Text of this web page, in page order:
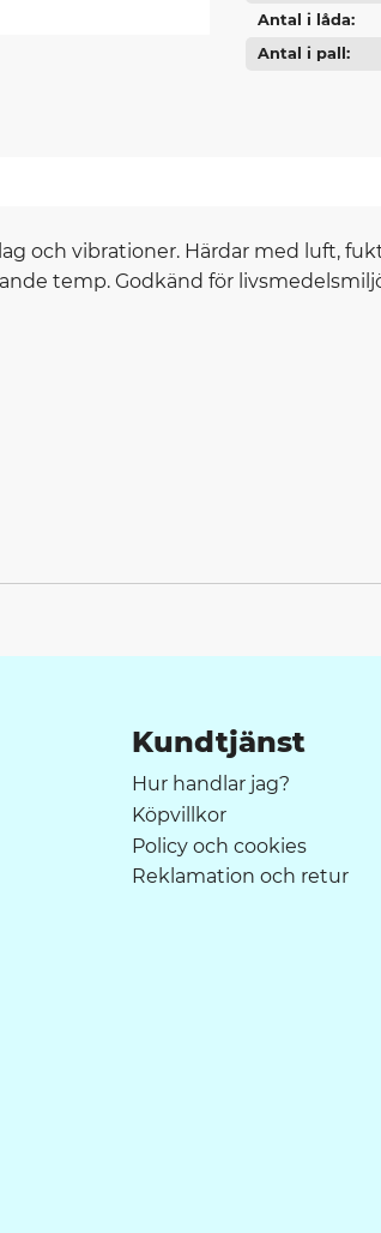
Antal i låda
Antal i pall
och vibrationer. Härdar med luft,
temp. Godkänd för
Kundtjänst
Hur handlar jag?
Köpvillkor
Policy och cookies
Reklamation och retur